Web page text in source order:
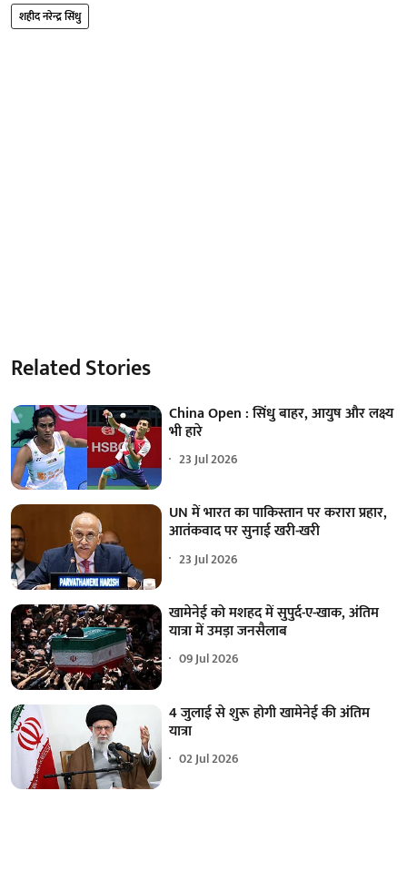
शहीद नरेन्द्र सिंधु
Related Stories
China Open : सिंधु बाहर, आयुष और लक्ष्य
भी हारे
23 Jul 2026
UN में भारत का पाकिस्तान पर करारा प्रहार,
आतंकवाद पर सुनाई खरी-खरी
23 Jul 2026
खामेनेई को मशहद में सुपुर्द-ए-खाक, अंतिम
यात्रा में उमड़ा जनसैलाब
09 Jul 2026
4 जुलाई से शुरू होगी खामेनेई की अंतिम
यात्रा
02 Jul 2026